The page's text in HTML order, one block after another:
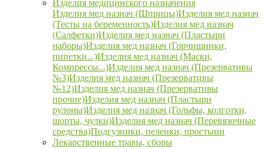
Изделия медицинского назначения
Изделия мед назнач (Шприцы)Изделия мед назнач
(Тесты на беременность)Изделия мед назнач
(Салфетки)Изделия мед назнач (Пластыри
наборы)Изделия мед назнач (Горчишники,
пипетки...)Изделия мед назнач (Маски,
Компрессы...)Изделия мед назнач (Презервативы
№3)Изделия мед назнач (Презервативы
№12)Изделия мед назнач (Презервативы
прочие)Изделия мед назнач (Пластыри
рулоны)Изделия мед назнач (Гольфы, колготки,
шорты, чулки)Изделия мед назнач (Перевязочные
средства)Подгузники, пеленки, простыни
Лекарственные травы, сборы